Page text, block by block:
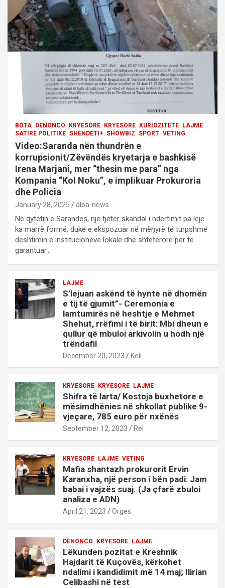
i
o
n
BOTA DENONCO KRYESORE KRYESORE KURIOZITETE
LAJME
SATIRE POLITIKE SHENDETI+ SHOWBIZ SPORT VETING
Video:Saranda nën thundrën e
korrupsionit/Zëvëndës kryetarja e bashkisë
Irena Marjani, mer “thesin me para” nga
Kompania “Kol Noku”, e implikuar Prokuroria
dhe Policia
January 28, 2025 alba-news
Në qytetin e Sarandës, një tjetër skandal i ndërtimit pa leje
ka marrë formë, duke e ekspozuar në mënyrë të turpshme
dështimin e institucioneve lokale dhe shtetërore për të
garantuar…
LAJME
S’lejuan askënd të hynte në dhomën
e tij të gjumit”- Ceremonia e
lamtumirës në heshtje e Mehmet
Shehut, rrëfimi i të birit: Mbi dheun e
qullur që mbuloi arkivolin u hodh një
trëndafil
December 20, 2023 Keli
KRYESORE KRYESORE LAJME
Shifra të larta/ Kostoja buxhetore e
mësimdhënies në shkollat publike 9-
vjeçare, 785 euro për nxënës
September 12, 2023 Rei
KRYESORE LAJME VETING
Mafia shantazh prokurorit Ervin
Karanxha, një person i bën padi: Jam
babai i vajzës suaj. (Ja çfarë zbuloi
analiza e ADN)
April 21, 2023 Orges
DENONCO KRYESORE LAJME
Lëkunden pozitat e Kreshnik
Hajdarit të Kuçovës, kërkohet
ndalimi i kandidimit më 14 maj; Ilirian
Celibashi në test